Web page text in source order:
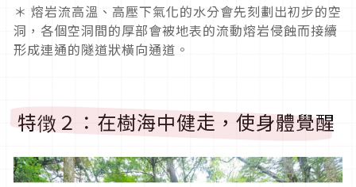
＊ 熔岩流高溫、高壓下氣化的水分會先刻劃出初步的空
洞，各個空洞間的厚部會被地表的流動熔岩侵蝕而接續
形成連通的隧道狀橫向通道。
特徴２：在樹海中健走，使身體覺醒